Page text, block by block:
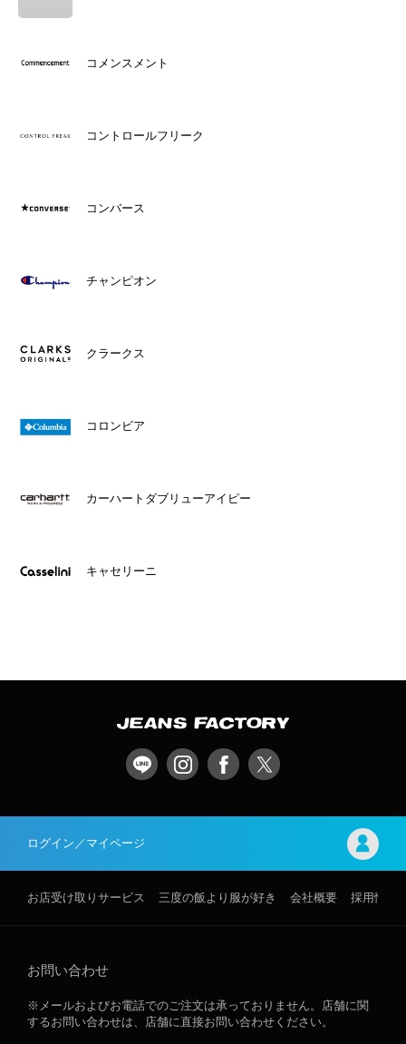
コメンスメント
コントロールフリーク
コンバース
チャンピオン
クラークス
コロンビア
カーハートダブリューアイピー
キャセリーニ
ログイン／マイページ
お店受け取りサービス 三度の飯より服が好き 会社概要 採用情報
お問い合わせ
※メールおよびお電話でのご注文は承っておりません。店舗に関
するお問い合わせは、店舗に直接お問い合わせください。